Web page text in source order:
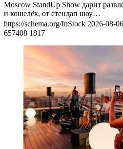
Moscow StandUp Show дарит
и кошелёк, от стендап шоу…
https://schema.org/InStock 2026-08-
657408 1817